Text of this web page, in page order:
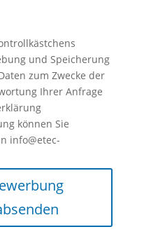
und Speicherung
zum Zwecke der
Ihrer Anfrage
können Sie
info@etec-